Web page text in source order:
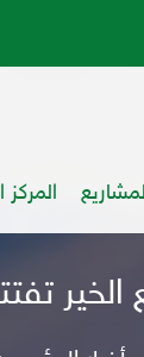
المركز